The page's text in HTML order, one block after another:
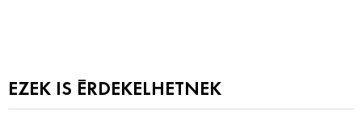
EZEK IS ÉRDEKELHETNEK